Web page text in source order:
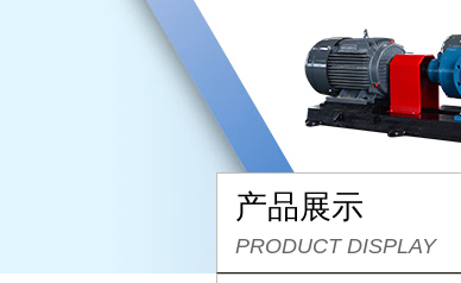
产品展示
PRODUCT DISPLAY